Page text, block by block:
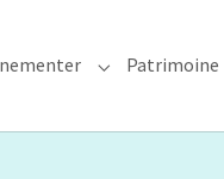
for "Formatioun"
Submenu for
Patrimoine